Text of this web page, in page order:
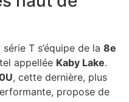
T s’équipe de la 8e
appellée Kaby Lake.
, cette dernière, plus
propose de